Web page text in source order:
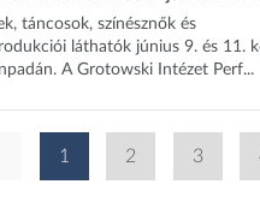
táncosok, színésznők és
láthatók június 9. és 11.
A Grotowski Intézet Perf...
1 2 3